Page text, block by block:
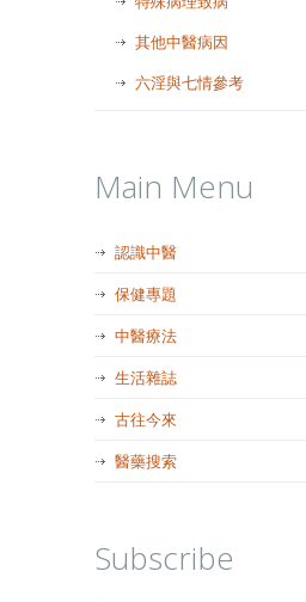
其他中醫病因
六淫與七情參考
Main Menu
認識中醫
保健專題
中醫療法
生活雜誌
古往今來
醫藥搜索
Subscribe